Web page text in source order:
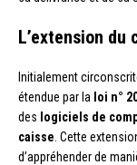
L’extension du
Initialement
étendue par la loi n°
des logiciels de
caisse . Cette
d’appréhender de